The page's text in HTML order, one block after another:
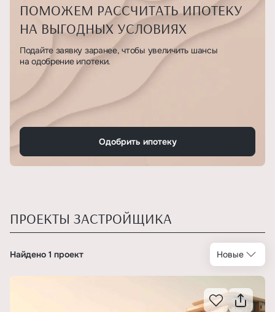
ПОМОЖЕМ РАССЧИТАТЬ ИПОТЕКУ
НА ВЫГОДНЫХ УСЛОВИЯХ
Подайте заявку заранее, чтобы увеличить шансы
на одобрение ипотеки.
Одобрить ипотеку
ПРОЕКТЫ ЗАСТРОЙЩИКА
Найдено 1 проект Новые